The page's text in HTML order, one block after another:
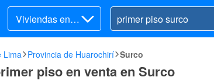
Viviendas en v
enta
Lima Provincia de Huarochirí Surco
piso en venta en Surco